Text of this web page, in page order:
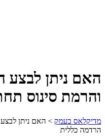
האם ניתן
והרמת סינוס
מדיקלאס בעמק > האם ניתן
הרדמה כללית